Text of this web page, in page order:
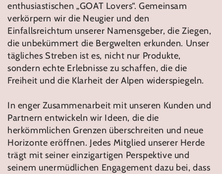
enthusiastischen „GOAT Lovers“. Gemeinsam
verkörpern wir die Neugier und den
Einfallsreichtum unserer Namensgeber, die Ziegen,
die unbekümmert die Bergwelten erkunden. Unser
tägliches Streben ist es, nicht nur Produkte,
sondern echte Erlebnisse zu schaffen, die die
Freiheit und die Klarheit der Alpen widerspiegeln.
In enger Zusammenarbeit mit unseren Kunden und
Partnern entwickeln wir Ideen, die die
herkömmlichen Grenzen überschreiten und neue
Horizonte eröffnen. Jedes Mitglied unserer Herde
trägt mit seiner einzigartigen Perspektive und
seinem unermüdlichen Engagement dazu bei, dass